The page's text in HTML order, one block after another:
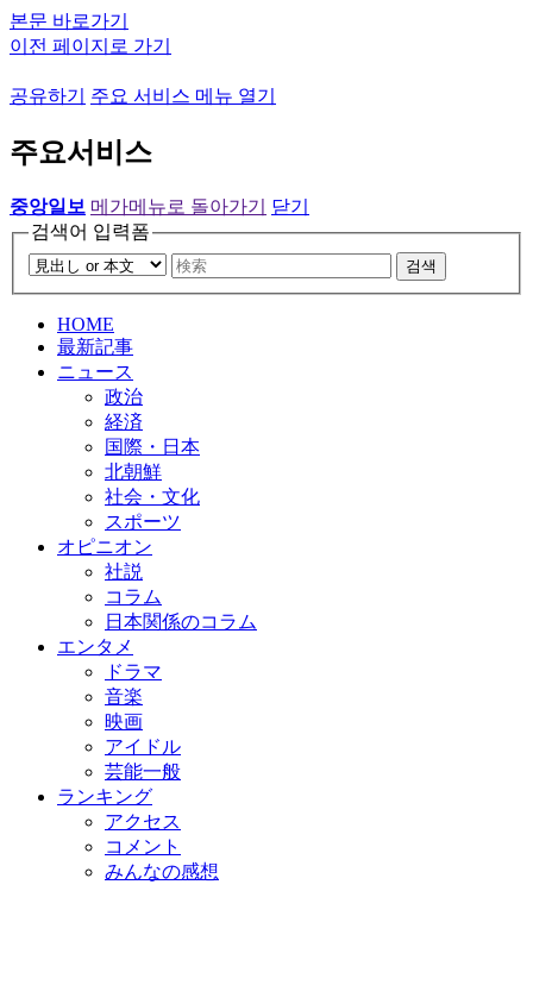
본문 바로가기
이전 페이지로 가기
공유하기 주요 서비스 메뉴 열기
주요서비스
중앙일보 메가메뉴로 돌아가기
닫기
검색어 입력폼
검색
HOME
最新記事
ニュース
政治
経済
国際・日本
北朝鮮
社会・文化
スポーツ
オピニオン
社説
コラム
日本関係のコラム
エンタメ
ドラマ
音楽
映画
アイドル
芸能一般
ランキング
アクセス
コメント
みんなの感想